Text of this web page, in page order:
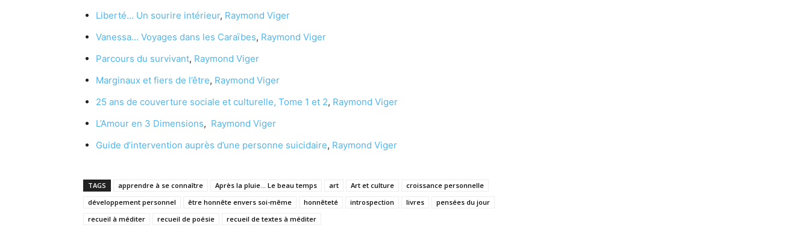
Liberté… Un sourire intérieur, Raymond Viger
Vanessa… Voyages dans les Caraïbes, Raymond Viger
Parcours du survivant, Raymond Viger
Marginaux et fiers de l’être, Raymond Viger
25 ans de couverture sociale et culturelle, Tome 1 et 2, Raymond Viger
L’Amour en 3 Dimensions, Raymond Viger
Guide d’intervention auprès d’une personne suicidaire, Raymond Viger
TAGS apprendre à se connaître Après la pluie... Le beau temps art Art et culture
croissance personnelle
développement personnel
être honnête envers soi-même honnêteté introspection livres
pensées du jour
recueil à méditer
recueil de poésie recueil de textes à méditer